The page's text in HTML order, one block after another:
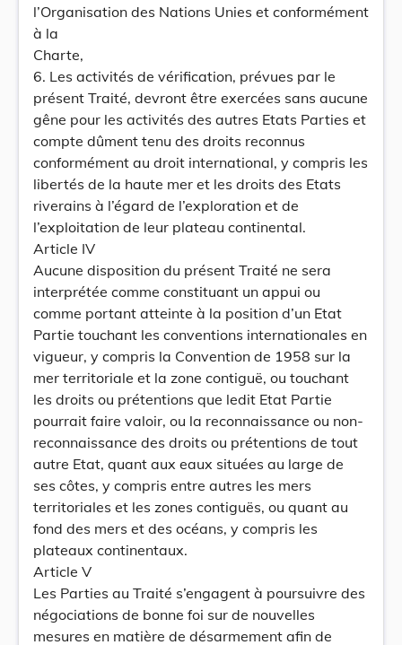
l’Organisation des Nations Unies et conformément
à la
Charte,
6. Les activités de vérification, prévues par le
présent Traité, devront être exercées sans aucune
gêne pour les activités des autres Etats Parties et
compte dûment tenu des droits reconnus
conformément au droit international, y compris les
libertés de la haute mer et les droits des Etats
riverains à l’égard de l’exploration et de
l’exploitation de leur plateau continental.
Article IV
Aucune disposition du présent Traité ne sera
interprétée comme constituant un appui ou
comme portant atteinte à la position d’un Etat
Partie touchant les conventions internationales en
vigueur, y compris la Convention de 1958 sur la
mer territoriale et la zone contiguë, ou touchant
les droits ou prétentions que ledit Etat Partie
pourrait faire valoir, ou la reconnaissance ou non-
reconnaissance des droits ou prétentions de tout
autre Etat, quant aux eaux situées au large de
ses côtes, y compris entre autres les mers
territoriales et les zones contiguës, ou quant au
fond des mers et des océans, y compris les
plateaux continentaux.
Article V
Les Parties au Traité s’engagent à poursuivre des
négociations de bonne foi sur de nouvelles
mesures en matière de désarmement afin de